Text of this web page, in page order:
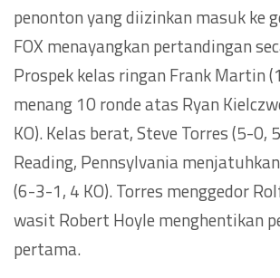
penonton yang diizinkan masuk ke
FOX menayangkan pertandingan
Prospek kelas ringan Frank Martin
menang 10 ronde atas Ryan
KO). Kelas berat, Steve Torres (5-0,
Reading, Pennsylvania
(6-3-1, 4 KO). Torres menggedor
wasit Robert Hoyle menghentikan
pertama.